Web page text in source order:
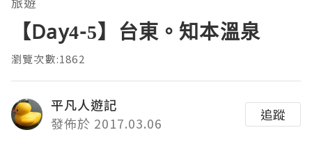
【Day4-5】台東。知本溫泉
瀏覽次數:1862
平凡人遊記
發佈於 2017.03.06
追蹤